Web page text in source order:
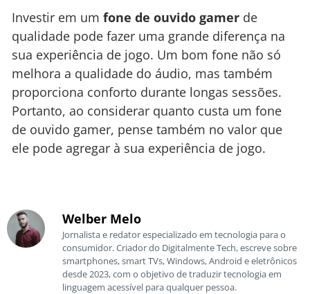
Investir em um fone de ouvido gamer de
qualidade pode fazer uma grande diferença na
sua experiência de jogo. Um bom fone não só
melhora a qualidade do áudio, mas também
proporciona conforto durante longas sessões.
Portanto, ao considerar quanto custa um fone
de ouvido gamer, pense também no valor que
ele pode agregar à sua experiência de jogo.
Welber Melo
Jornalista e redator especializado em tecnologia para o
consumidor. Criador do Digitalmente Tech, escreve sobre
smartphones, smart TVs, Windows, Android e eletrônicos
desde 2023, com o objetivo de traduzir tecnologia em
linguagem acessível para qualquer pessoa.